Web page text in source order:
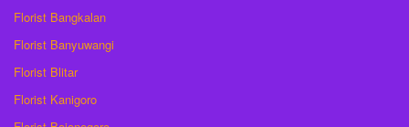
Florist Bangkalan
Florist Banyuwangi
Florist Blitar
Florist Kanigoro